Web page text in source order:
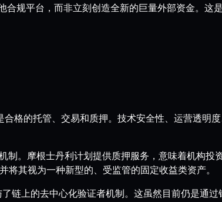
规平台，而非立刻创造全新的巨量外部资金。这
格的托管、交易和质押。技术安全性、运营透明
制。摩根士丹利计划提供质押服务，意味着机构
其视为一种新型的、受监管的固定收益类资产。
上的去中心化验证者机制。这虽然目前仍是通过